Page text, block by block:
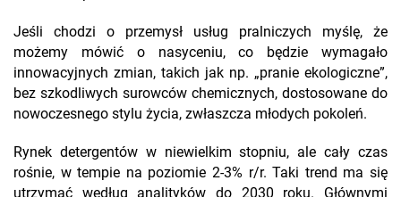
Jeśli chodzi o przemysł usług pralniczych myślę, że
możemy mówić o nasyceniu, co będzie wymagało
innowacyjnych zmian, takich jak np. „pranie ekologiczne”,
bez szkodliwych surowców chemicznych, dostosowane do
nowoczesnego stylu życia, zwłaszcza młodych pokoleń.
Rynek detergentów w niewielkim stopniu, ale cały czas
rośnie, w tempie na poziomie 2-3% r/r. Taki trend ma się
utrzymać według analityków do 2030 roku. Głównymi